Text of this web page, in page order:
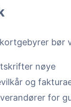
bør
nøye
og
for